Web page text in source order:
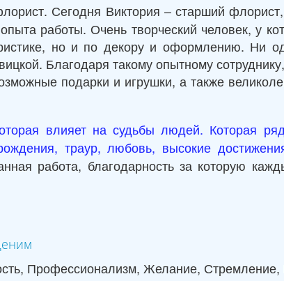
Сегодня Виктория – старший
работы. Очень творческий человек, у
но и по декору и оформлению. Ни
Благодаря такому опытному
подарки и игрушки, а также
влияет на судьбы людей. Которая
траур, любовь, высокие
работа, благодарность за которую
Профессионализм, Желание, Стремление,